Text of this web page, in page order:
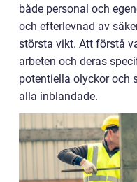
både personal och
och efterlevnad av
största vikt. Att förstå
arbeten och deras
potentiella olyckor och
alla inblandade.